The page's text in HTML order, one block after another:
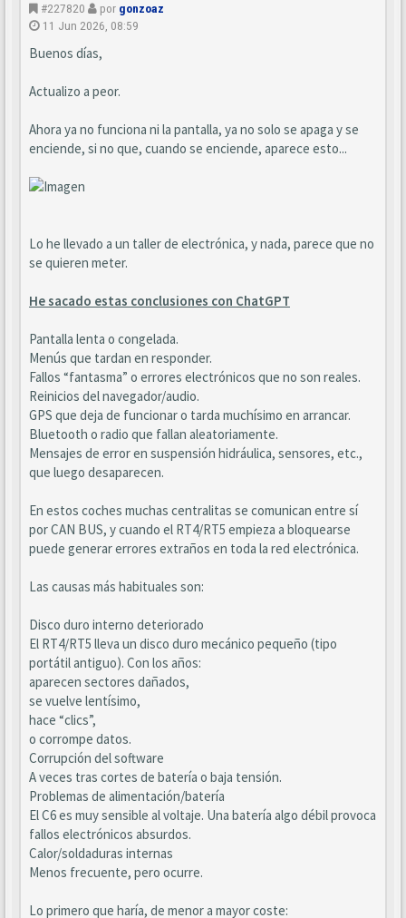
#227820 por gonzoaz
11 Jun 2026, 08:59
Buenos días,
Actualizo a peor.
Ahora ya no funciona ni la pantalla, ya no solo se apaga y se
enciende, si no que, cuando se enciende, aparece esto...
Lo he llevado a un taller de electrónica, y nada, parece que no
se quieren meter.
He sacado estas conclusiones con ChatGPT
Pantalla lenta o congelada.
Menús que tardan en responder.
Fallos “fantasma” o errores electrónicos que no son reales.
Reinicios del navegador/audio.
GPS que deja de funcionar o tarda muchísimo en arrancar.
Bluetooth o radio que fallan aleatoriamente.
Mensajes de error en suspensión hidráulica, sensores, etc.,
que luego desaparecen.
En estos coches muchas centralitas se comunican entre sí
por CAN BUS, y cuando el RT4/RT5 empieza a bloquearse
puede generar errores extraños en toda la red electrónica.
Las causas más habituales son:
Disco duro interno deteriorado
El RT4/RT5 lleva un disco duro mecánico pequeño (tipo
portátil antiguo). Con los años:
aparecen sectores dañados,
se vuelve lentísimo,
hace “clics”,
o corrompe datos.
Corrupción del software
A veces tras cortes de batería o baja tensión.
Problemas de alimentación/batería
El C6 es muy sensible al voltaje. Una batería algo débil provoca
fallos electrónicos absurdos.
Calor/soldaduras internas
Menos frecuente, pero ocurre.
Lo primero que haría, de menor a mayor coste: